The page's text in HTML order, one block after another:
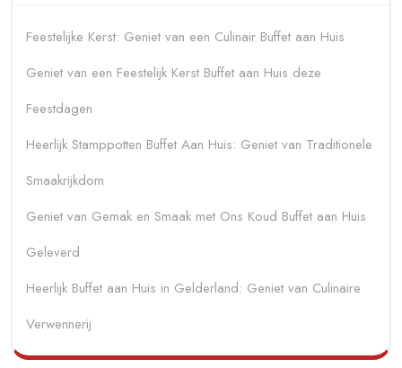
Feestelijke Kerst: Geniet van een Culinair Buffet aan Huis
Geniet van een Feestelijk Kerst Buffet aan Huis deze
Feestdagen
Heerlijk Stamppotten Buffet Aan Huis: Geniet van Traditionele
Smaakrijkdom
Geniet van Gemak en Smaak met Ons Koud Buffet aan Huis
Geleverd
Heerlijk Buffet aan Huis in Gelderland: Geniet van Culinaire
Verwennerij